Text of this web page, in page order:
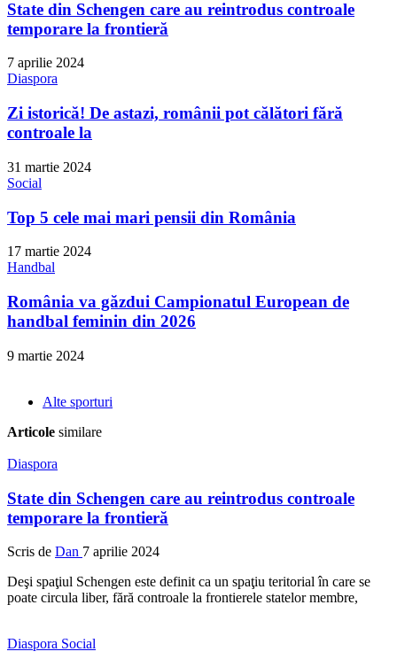
State din Schengen care au reintrodus controale
temporare la frontieră
7 aprilie 2024
Diaspora
Zi istorică! De astazi, românii pot călători fără
controale la
31 martie 2024
Social
Top 5 cele mai mari pensii din România
17 martie 2024
Handbal
România va găzdui Campionatul European de
handbal feminin din 2026
9 martie 2024
Alte sporturi
Articole similare
Diaspora
State din Schengen care au reintrodus controale
temporare la frontieră
Scris de Dan 7 aprilie 2024
Deşi spaţiul Schengen este definit ca un spaţiu teritorial în care se
poate circula liber, fără controale la frontierele statelor membre,
Diaspora Social